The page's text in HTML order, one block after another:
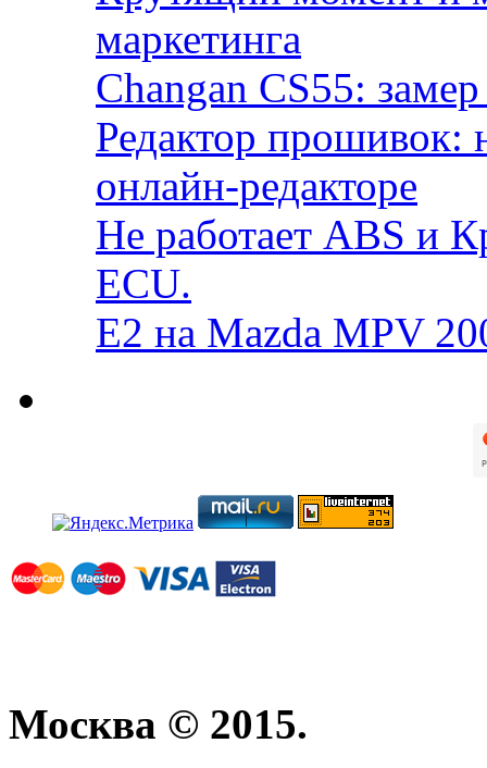
маркетинга
Changan CS55:
Редактор прошивок:
онлайн-редакторе
Не работает ABS и
ECU.
E2 на Mazda MPV
Москва © 2015.